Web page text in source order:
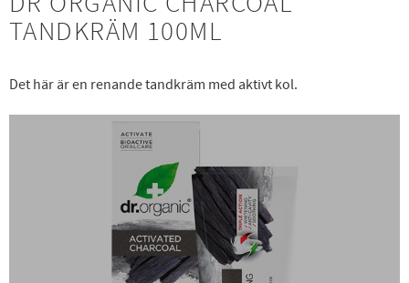
TANDKRÄM 100ML
Det här är en renande tandkräm med aktivt kol.